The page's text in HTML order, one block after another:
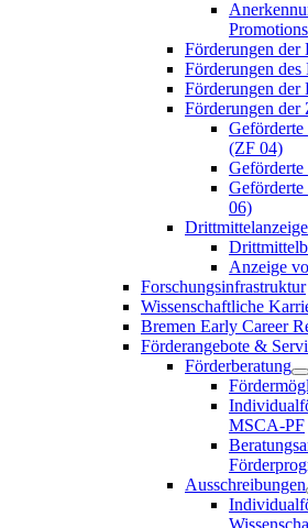
Förderungen der
Förderungen des
Förderungen der
Förderungen der
Geförderte
(ZF 04)
06)
Anzeige
Forschungsinfrastruktur
Wissenschaftliche
Bremen Early Career
Förderangebote &
Förderberatung
MSCA-PF
Ausschreibungen